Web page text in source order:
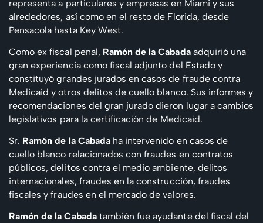
representa a particulares y empresas en Miami y sus
alrededores, así como en el resto de Florida, desde
Pensacola hasta Key West.
Como ex fiscal penal, Ramón de la Cabadaadquirió una
gran experiencia como fiscal adjunto del Estado y
constituyó grandes jurados en casos de fraude contra
Medicaid y otros delitos de cuello blanco. Sus informes y
recomendaciones del gran jurado dieron lugar a cambios
legislativos para la certificación de Medicaid.
Sr. Ramón de la Cabadaha intervenido en casos de
cuello blanco relacionados con fraudes en contratos
públicos, delitos contra el medio ambiente, delitos
internacionales, fraudes en la construcción, fraudes
fiscales y fraudes en el mercado de valores.
Ramón de la Cabadatambién fue ayudante del fiscal del